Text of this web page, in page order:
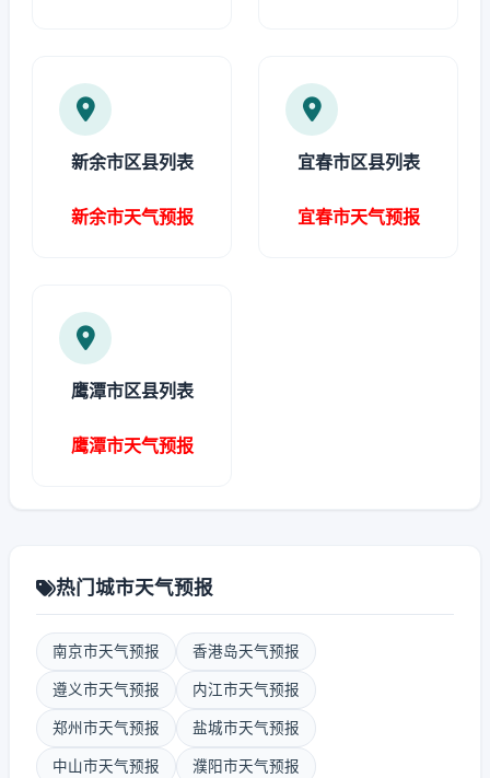
新余市区县列表
新余市天气预报
宜春市区县列表
宜春市天气预报
鹰潭市区县列表
鹰潭市天气预报
热门城市天气预报
南京市天气预报 香港岛天气预报
遵义市天气预报 内江市天气预报
郑州市天气预报 盐城市天气预报
中山市天气预报 濮阳市天气预报